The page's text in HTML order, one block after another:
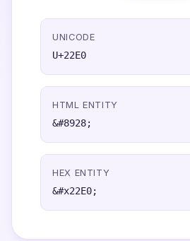
UNICODE
U+22E0
HTML ENTITY
&#8928;
HEX ENTITY
&#x22E0;